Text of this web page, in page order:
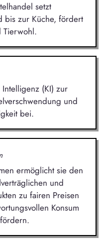
setzt
bis zur Küche, fördert
Tierwohl.
(KI) zur
und
bei.
ermöglicht sie den
und
zu fairen Preisen
Konsum